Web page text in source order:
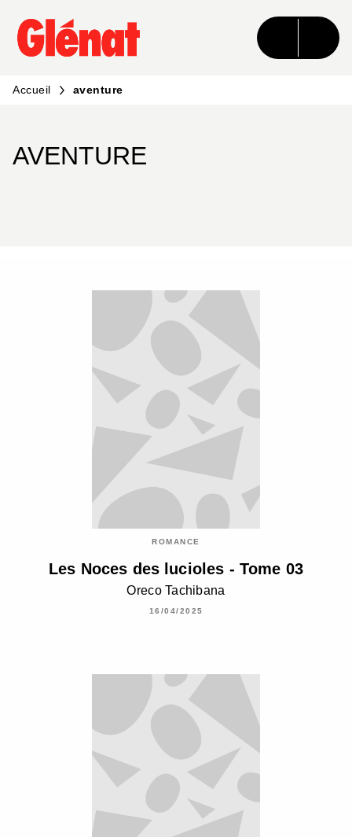
MENU RECHERCHE CONTENU
PIED DE PAGE
Accueil aventure
AVENTURE
ROMANCE
Les Noces des lucioles - Tome 03
Oreco Tachibana
16/04/2025